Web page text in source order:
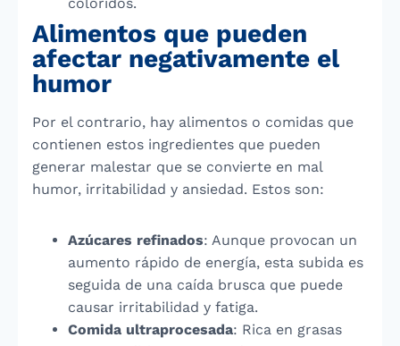
Alimentos que pueden
afectar negativamente el
humor
Por el contrario, hay alimentos o comidas que
contienen estos ingredientes que pueden
generar malestar que se convierte en mal
humor, irritabilidad y ansiedad. Estos son:
Azúcares refinados: Aunque provocan un
aumento rápido de energía, esta subida es
seguida de una caída brusca que puede
causar irritabilidad y fatiga.
Comida ultraprocesada: Rica en grasas